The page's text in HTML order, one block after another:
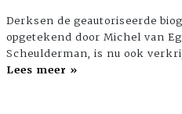
Derksen de geautoriseerde
opgetekend door Michel van
Scheulderman, is nu ook
Lees meer »